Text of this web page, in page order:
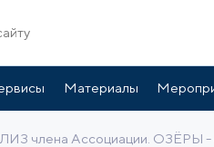
Материалы
члена Ассоциации. ОЗЁРЫ -